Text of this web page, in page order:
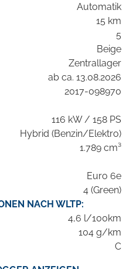
Automatik
15 km
5
Beige
Zentrallager
ab ca. 13.08.2026
2017-098970
116 kW / 158 PS
Hybrid (Benzin/Elektro)
1.789 cm³
Euro 6e
4 (Green)
NACH WLTP:
4,6 l/100km
104 g/km
C